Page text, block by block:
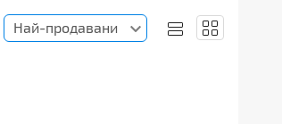
Най-продавани